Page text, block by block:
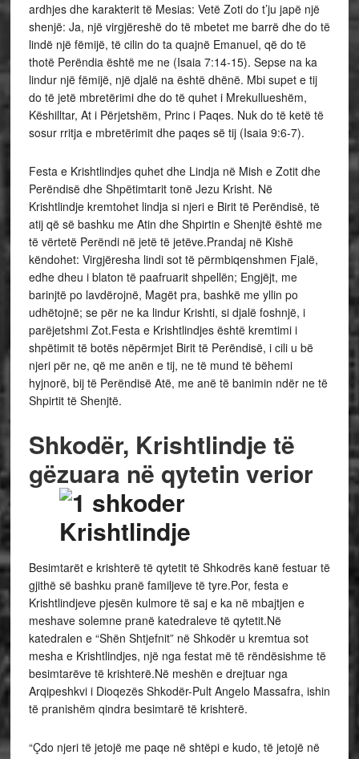
ardhjes dhe karakterit të Mesias: Vetë Zoti do t’ju japë një
shenjë: Ja, një virgjëreshë do të mbetet me barrë dhe do të
lindë një fëmijë, të cilin do ta quajnë Emanuel, që do të
thotë Perëndia është me ne (Isaia 7:14-15). Sepse na ka
lindur një fëmijë, një djalë na është dhënë. Mbi supet e tij
do të jetë mbretërimi dhe do të quhet i Mrekullueshëm,
Këshilltar, At i Përjetshëm, Princ i Paqes. Nuk do të ketë të
sosur rritja e mbretërimit dhe paqes së tij (Isaia 9:6-7).
Festa e Krishtlindjes quhet dhe Lindja në Mish e Zotit dhe
Perëndisë dhe Shpëtimtarit tonë Jezu Krisht. Në
Krishtlindje kremtohet lindja si njeri e Birit të Perëndisë, të
atij që së bashku me Atin dhe Shpirtin e Shenjtë është me
të vërtetë Perëndi në jetë të jetëve.Prandaj në Kishë
këndohet: Virgjëresha lindi sot të përmbiqenshmen Fjalë,
edhe dheu i blaton të paafruarit shpellën; Engjëjt, me
barinjtë po lavdërojnë, Magët pra, bashkë me yllin po
udhëtojnë; se për ne ka lindur Krishti, si djalë foshnjë, i
parëjetshmi Zot.Festa e Krishtlindjes është kremtimi i
shpëtimit të botës nëpërmjet Birit të Perëndisë, i cili u bë
njeri për ne, që me anën e tij, ne të mund të bëhemi
hyjnorë, bij të Perëndisë Atë, me anë të banimin ndër ne të
Shpirtit të Shenjtë.
Shkodër, Krishtlindje të
gëzuara në qytetin verior
Besimtarët e krishterë të qytetit të Shkodrës kanë festuar të
gjithë së bashku pranë familjeve të tyre.Por, festa e
Krishtlindjeve pjesën kulmore të saj e ka në mbajtjen e
meshave solemne pranë katedraleve të qytetit.Në
katedralen e “Shën Shtjefnit” në Shkodër u kremtua sot
mesha e Krishtlindjes, një nga festat më të rëndësishme të
besimtarëve të krishterë.Në meshën e drejtuar nga
Arqipeshkvi i Dioqezës Shkodër-Pult Angelo Massafra, ishin
të pranishëm qindra besimtarë të krishterë.
“Çdo njeri të jetojë me paqe në shtëpi e kudo, të jetojë në